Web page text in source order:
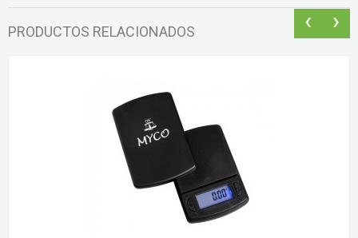
PRODUCTOS RELACIONADOS ‹ ›